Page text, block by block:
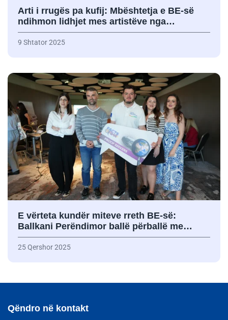
Arti i rrugës pa kufij: Mbështetja e BE-së
ndihmon lidhjet mes artistëve nga…
9 Shtator 2025
E vërteta kundër miteve rreth BE-së:
Ballkani Perëndimor ballë përballë me…
25 Qershor 2025
Qëndro në kontakt